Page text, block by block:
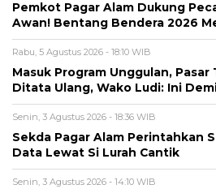
Pemkot Pagar Alam Dukung
Awan! Bentang Bendera 2026
Rabu, 5 Agustus 2026 - 18:10 WIB
Masuk Program Unggulan,
Ditata Ulang, Wako Ludi: Ini
Senin, 3 Agustus 2026 - 18:36 WIB
Sekda Pagar Alam Perintahkan
Data Lewat Si Lurah Cantik
Senin, 3 Agustus 2026 - 14:10 WIB